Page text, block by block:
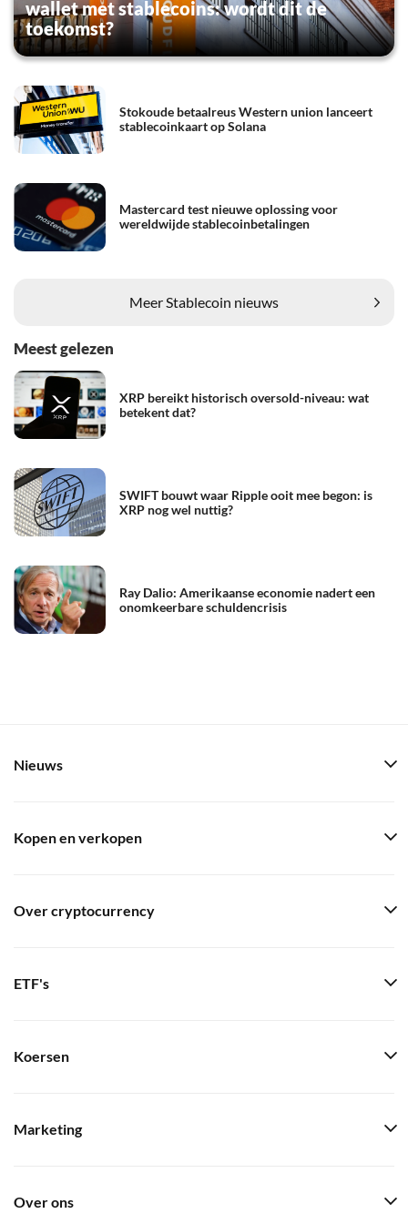
wallet met stablecoins: wordt dit de
toekomst?
Stokoude betaalreus Western union lanceert
stablecoinkaart op Solana
Mastercard test nieuwe oplossing voor
wereldwijde stablecoinbetalingen
Meer Stablecoin nieuws
Meest gelezen
XRP bereikt historisch oversold-niveau: wat
betekent dat?
SWIFT bouwt waar Ripple ooit mee begon: is
XRP nog wel nuttig?
Ray Dalio: Amerikaanse economie nadert een
onomkeerbare schuldencrisis
Nieuws
Kopen en verkopen
Over cryptocurrency
ETF's
Koersen
Marketing
Over ons